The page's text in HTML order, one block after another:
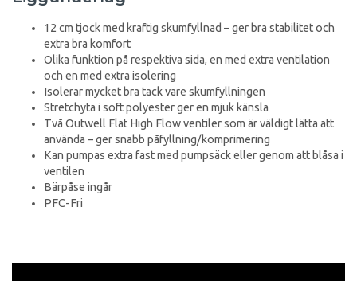
12 cm tjock med kraftig skumfyllnad – ger bra stabilitet och
extra bra komfort
Olika funktion på respektiva sida, en med extra ventilation
och en med extra isolering
Isolerar mycket bra tack vare skumfyllningen
Stretchyta i soft polyester ger en mjuk känsla
Två Outwell Flat High Flow ventiler som är väldigt lätta att
använda – ger snabb påfyllning/komprimering
Kan pumpas extra fast med pumpsäck eller genom att blåsa i
ventilen
Bärpåse ingår
PFC-Fri